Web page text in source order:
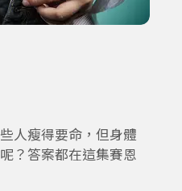
人瘦得要命，但身體
？答案都在這集賽恩